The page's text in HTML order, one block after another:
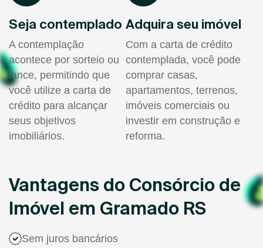
Seja contemplado
A contemplação
acontece por sorteio ou
lance, permitindo que
você utilize a carta de
crédito para alcançar
seus objetivos
imobiliários.
Adquira seu imóvel
Com a carta de crédito
contemplada, você pode
comprar casas,
apartamentos, terrenos,
imóveis comerciais ou
investir em construção e
reforma.
Vantagens do Consórcio de
Imóvel em Gramado RS
Sem juros bancários